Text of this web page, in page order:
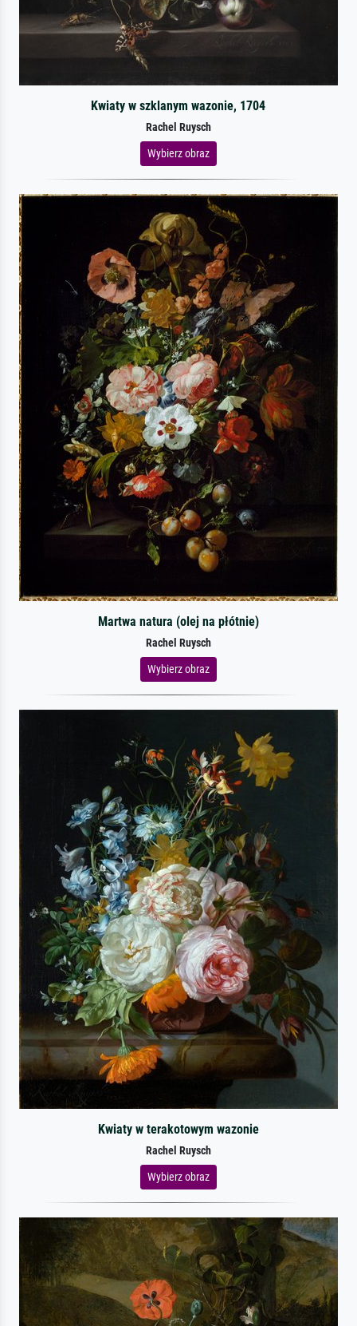
Kwiaty w szklanym wazonie, 1704
Rachel Ruysch
Wybierz obraz
Martwa natura (olej na płótnie)
Rachel Ruysch
Wybierz obraz
Kwiaty w terakotowym wazonie
Rachel Ruysch
Wybierz obraz